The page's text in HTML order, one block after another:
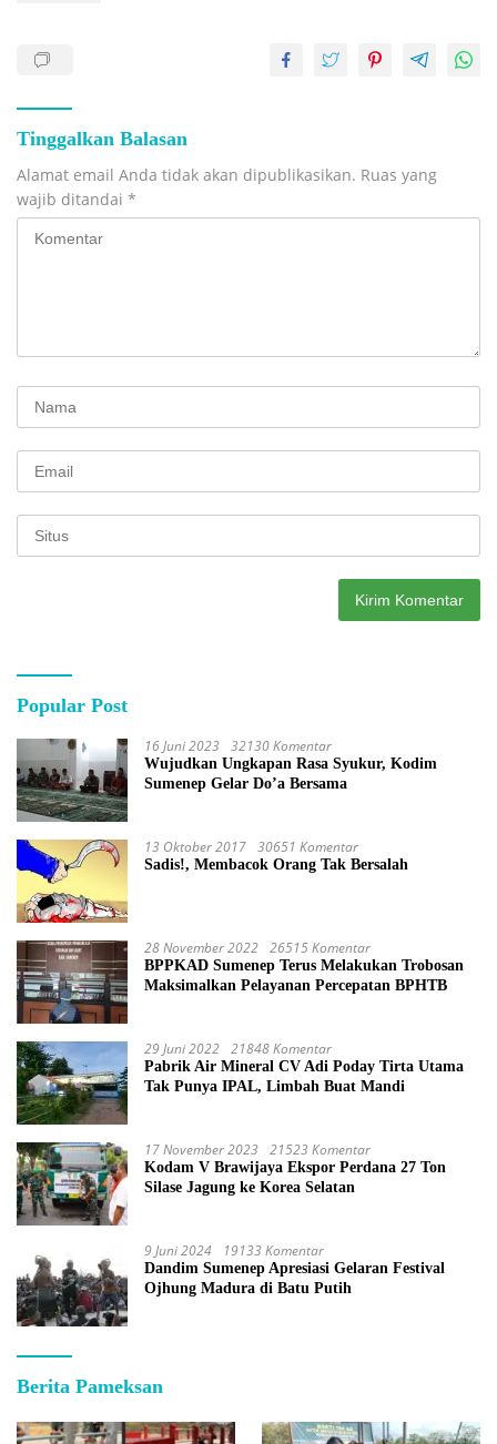
Tinggalkan Balasan
Alamat email Anda tidak akan dipublikasikan. Ruas yang
wajib ditandai *
Popular Post
16 Juni 2023 32130 Komentar
Wujudkan Ungkapan Rasa Syukur, Kodim
Sumenep Gelar Do’a Bersama
13 Oktober 2017 30651 Komentar
Sadis!, Membacok Orang Tak Bersalah
28 November 2022 26515 Komentar
BPPKAD Sumenep Terus Melakukan Trobosan
Maksimalkan Pelayanan Percepatan BPHTB
29 Juni 2022 21848 Komentar
Pabrik Air Mineral CV Adi Poday Tirta Utama
Tak Punya IPAL, Limbah Buat Mandi
17 November 2023 21523 Komentar
Kodam V Brawijaya Ekspor Perdana 27 Ton
Silase Jagung ke Korea Selatan
9 Juni 2024 19133 Komentar
Dandim Sumenep Apresiasi Gelaran Festival
Ojhung Madura di Batu Putih
Berita Pameksan